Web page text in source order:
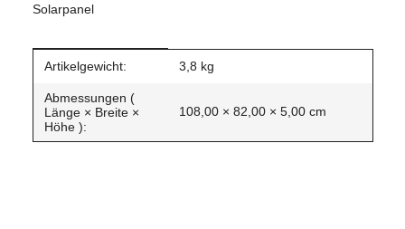
Solarpanel
Produkteigenschaft
Wert
Artikelgewicht: 3,8 kg
Abmessungen (
Länge × Breite ×
Höhe ):
108,00 × 82,00 × 5,00 cm